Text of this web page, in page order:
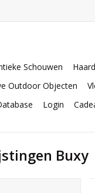
Schouwen
Outdoor Objecten
Login
Buxy